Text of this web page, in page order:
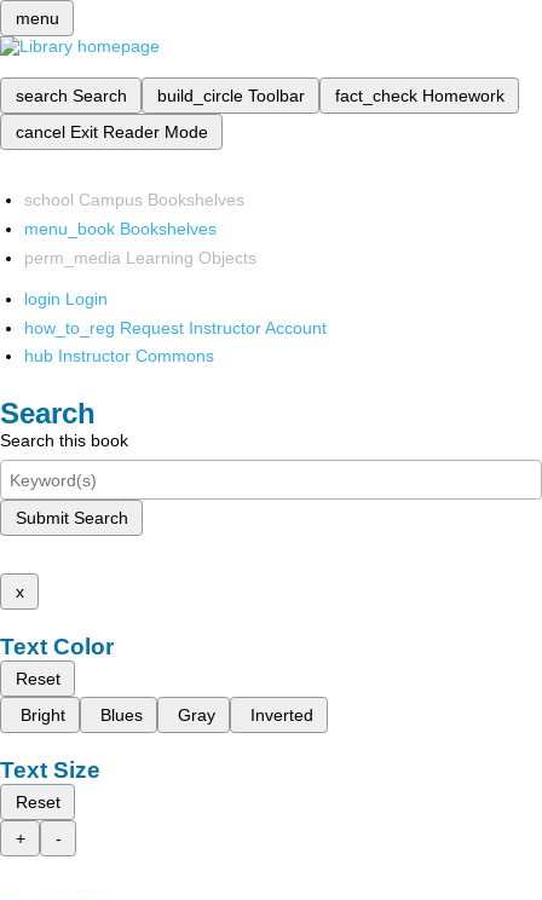
menu
search Search build_circle Toolbar fact_check Homework
cancel Exit Reader Mode
school Campus Bookshelves
menu_book Bookshelves
perm_media Learning Objects
login Login
how_to_reg Request Instructor Account
hub Instructor Commons
Search
Search this book
Submit Search
x
Text Color
Reset
Bright
Blues Gray Inverted
Text Size
Reset
+
-